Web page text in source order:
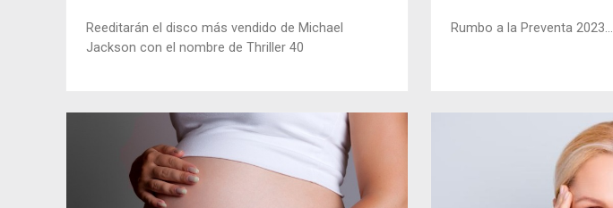
Reeditarán el disco más vendido de Michael
Jackson con el nombre de Thriller 40
Rumbo a la Preventa 2023…